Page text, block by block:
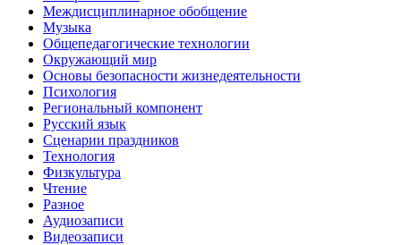
Междисциплинарное обобщение
Музыка
Общепедагогические технологии
Окружающий мир
Основы безопасности жизнедеятельности
Психология
Региональный компонент
Русский язык
Сценарии праздников
Технология
Физкультура
Чтение
Разное
Аудиозаписи
Видеозаписи